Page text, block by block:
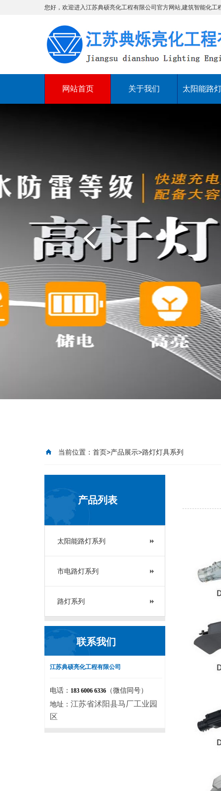
您好，欢迎进入江苏典硕亮化工程有限公司官方网站,建筑智能化工
网站首页 关于我们 太阳能路
当前位置： 首页>产品展示>路灯灯具系列
产品列表
太阳能路灯系列
市电路灯系列
路灯系列
联系我们
江苏典硕亮化工程有限公司
电话： 183 6006 6336 （微信同号）
地址： 江苏省沭阳县马厂工业园
区